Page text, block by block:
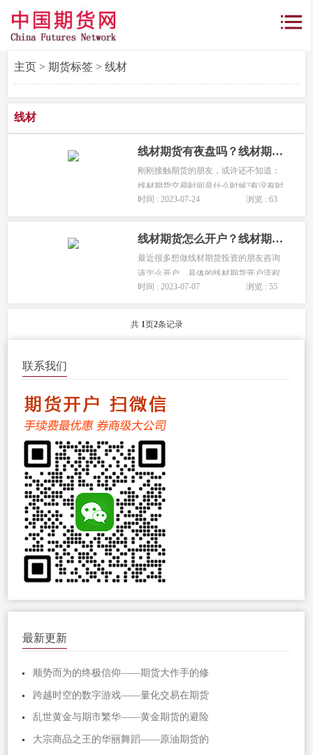
主页> 期货标签> 线材
线材
线材期货有夜盘吗？线材期货交易时间
刚刚接触期货的朋友，或许还不知道：
线材期货交易时间是什么时候?有没有时
间表?下面就为大家详细讲解一下：...
时间 : 2023-07-24 浏览 : 63
线材期货怎么开户？线材期货开户要点梳理
最近很多想做线材期货投资的朋友咨询
该怎么开户，具体的线材期货开户流程
是什么，线材开户需要花钱吗?下面有期
户流程。...
时间 : 2023-07-07 浏览 : 55
共 1页2条记录
联系我们
最新更新
顺势而为的终极信仰——期货大作手的修
跨越时空的数字游戏——量化交易在期货
乱世黄金与期市繁华——黄金期货的避险
大宗商品之王的华丽舞蹈——原油期货的